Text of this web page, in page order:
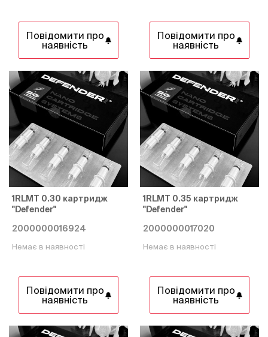
Повідомити про
наявність
Повідомити про
наявність
1RLMT 0.30 картридж
"Defender"
2000000016924
Немає в наявності
Повідомити про
наявність
1RLMT 0.35 картридж
"Defender"
2000000017020
Немає в наявності
Повідомити про
наявність